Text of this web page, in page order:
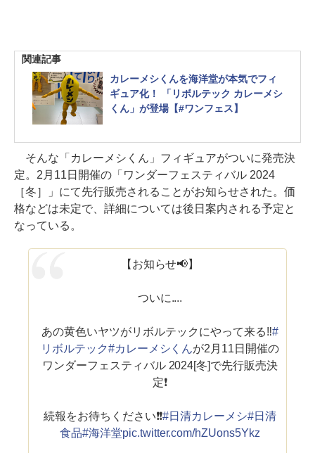
関連記事
カレーメシくんを海洋堂が本気でフィ
ギュア化！ 「リボルテック カレーメシ
くん」が登場【#ワンフェス】
そんな「カレーメシくん」フィギュアがついに発売決
定。2月11日開催の「ワンダーフェスティバル 2024
［冬］」にて先行販売されることがお知らせされた。価
格などは未定で、詳細については後日案内される予定と
なっている。
【お知らせ📢】
ついに....
あの黄色いヤツがリボルテックにやって来る‼#
リボルテック#カレーメシくんが2月11日開催の
ワンダーフェスティバル 2024[冬]で先行販売決
定❗️
続報をお待ちください❗️❗️#日清カレーメシ#日清
食品#海洋堂pic.twitter.com/hZUons5Ykz